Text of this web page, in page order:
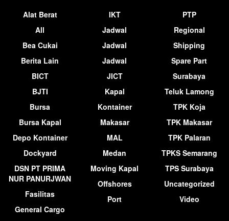
Alat Berat
All
Bea Cukai
Berita Lain
BICT
BJTI
Bursa
Bursa Kapal
Depo Kontainer
Dockyard
DSN PT PRIMA
NUR PANURJWAN
Fasilitas
General Cargo
IKT
Jadwal
Jadwal
Jadwal
JICT
Kapal
Kontainer
Makasar
MAL
Medan
Moving Kapal
Offshores
Port
PTP
Regional
Shipping
Spare Part
Surabaya
Teluk Lamong
TPK Koja
TPK Makasar
TPK Palaran
TPKS Semarang
TPS Surabaya
Uncategorized
Video